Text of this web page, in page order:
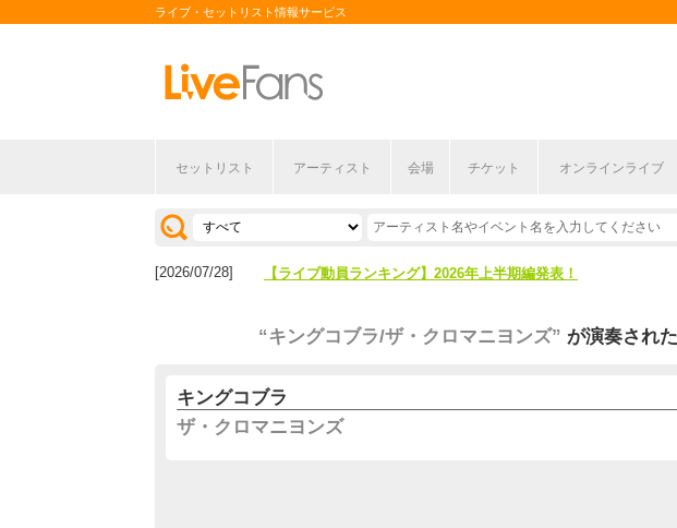
ライブ・セットリスト情報サービス
セットリスト アーティスト 会場 チケット オンラインライブ
[2026/04/27] 【フェス特集2026】フェス情報はここから！
[2026/07/28] 【ライブ動員ランキング】2026年上半期編発表！
“キングコブラ/ザ・クロマニヨンズ” が演奏され
キングコブラ
ザ・クロマニヨンズ